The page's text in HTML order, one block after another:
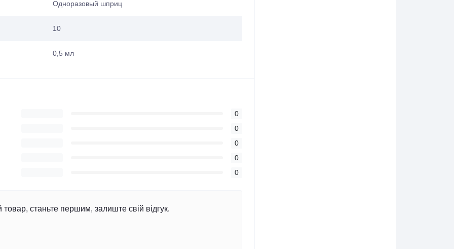
Одноразовый шприц
10
0,5 мл
0
0
0
0
0
товар, станьте першим, залиште свій відгук.